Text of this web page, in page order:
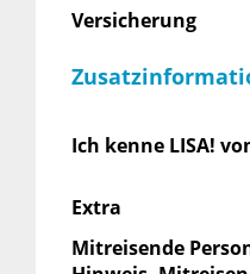
Versicherung
Ich kenne LISA!
Extra
Mitreisende